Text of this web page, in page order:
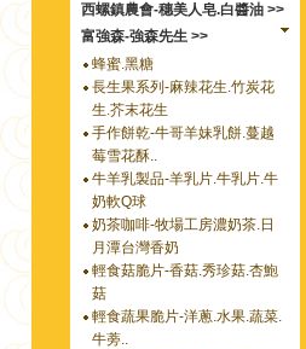
西螺鎮農會-穗美人皂.白醬油 >>
富強森-強森先生 >>
蜂蜜.黑糖
長生果系列-麻辣花生.竹炭花
生.芥末花生
手作餅乾-牛哥羊妹乳餅.蔓越
莓雪花酥..
牛羊乳製品-羊乳片.牛乳片.牛
奶軟Q球
奶茶咖啡-牧場工房濃奶茶.日
月潭台灣香奶
輕食菇脆片-香菇.秀珍菇.杏鮑
菇
輕食蔬果脆片-洋蔥.水果.蔬菜.
牛蒡..